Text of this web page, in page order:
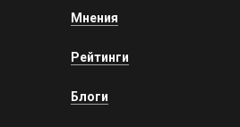
Мнения
Рейтинги
Блоги